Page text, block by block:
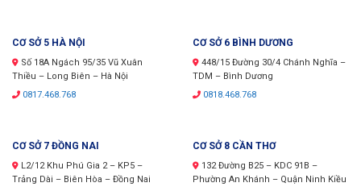
CƠ SỞ 5 HÀ NỘI
Số 18A Ngách 95/35 Vũ Xuân
Thiều – Long Biên – Hà Nội
0817.468.768
CƠ SỞ 6 BÌNH DƯƠNG
448/15 Đường 30/4 Chánh Nghĩa –
TDM – Bình Dương
0818.468.768
CƠ SỞ 7 ĐỒNG NAI
L2/12 Khu Phú Gia 2 – KP5 –
Trảng Dài – Biên Hòa – Đồng Nai
CƠ SỞ 8 CẦN THƠ
132 Đường B25 – KDC 91B –
Phường An Khánh – Quận Ninh Kiều